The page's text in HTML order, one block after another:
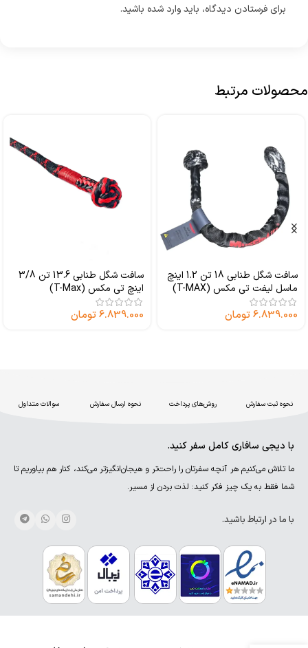
برای فرستادن دیدگاه، بایدوارد شده باشید.
محصولات مرتبط
سافت شگل طنابی 18 تن 1.2 اینچ
ماسل لیفت تی مکس (T-MAX)
6.839.000تومان
سافت شگل طنابی 13.6 تن 3/8
اینچ تی مکس (T-Max)
6.839.000تومان
نحوه ثبت سفارش روش‌های پرداخت نحوه ارسال سفارش سوالات متداول
با دیجی سافاری کامل سفر کنید.
ما تلاش می‌کنیم هر آنچه سفرتان را راحت‌تر و هیجان‌انگیزتر می‌کند، کنار هم بیاوریم تا
شما فقط به یک چیز فکر کنید: لذت بردن از مسیر.
با ما در ارتباط باشید.